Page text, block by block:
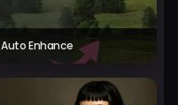
Auto Enhance